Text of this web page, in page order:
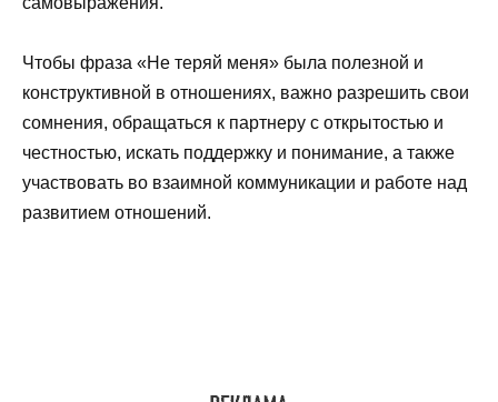
Чтобы фраза «Не теряй меня» была полезной и
конструктивной в отношениях, важно разрешить свои
сомнения, обращаться к партнеру с открытостью и
честностью, искать поддержку и понимание, а также
участвовать во взаимной коммуникации и работе над
развитием отношений.